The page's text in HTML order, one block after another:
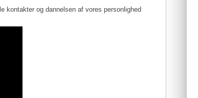
kontakter og dannelsen af vores personlighed